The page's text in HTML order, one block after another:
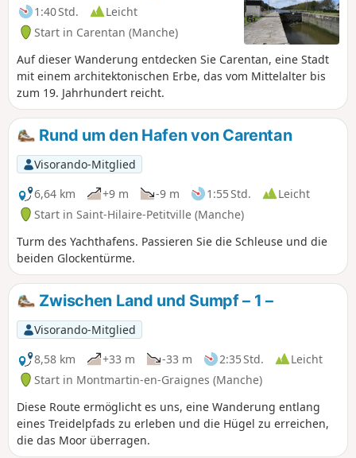
1:40 Std.
Leicht
Start in Carentan (Manche)
Auf dieser Wanderung entdecken Sie Carentan, eine Stadt
mit einem architektonischen Erbe, das vom Mittelalter bis
zum 19. Jahrhundert reicht.
Rund um den Hafen von Carentan
Visorando-Mitglied
6,64 km
+9 m -9 m 1:55 Std.
Leicht
Start in Saint-Hilaire-Petitville (Manche)
Turm des Yachthafens. Passieren Sie die Schleuse und die
beiden Glockentürme.
Zwischen Land und Sumpf – 1 –
Visorando-Mitglied
8,58 km
+33 m -33 m 2:35 Std.
Leicht
Start in Montmartin-en-Graignes (Manche)
Diese Route ermöglicht es uns, eine Wanderung entlang
eines Treidelpfads zu erleben und die Hügel zu erreichen,
die das Moor überragen.